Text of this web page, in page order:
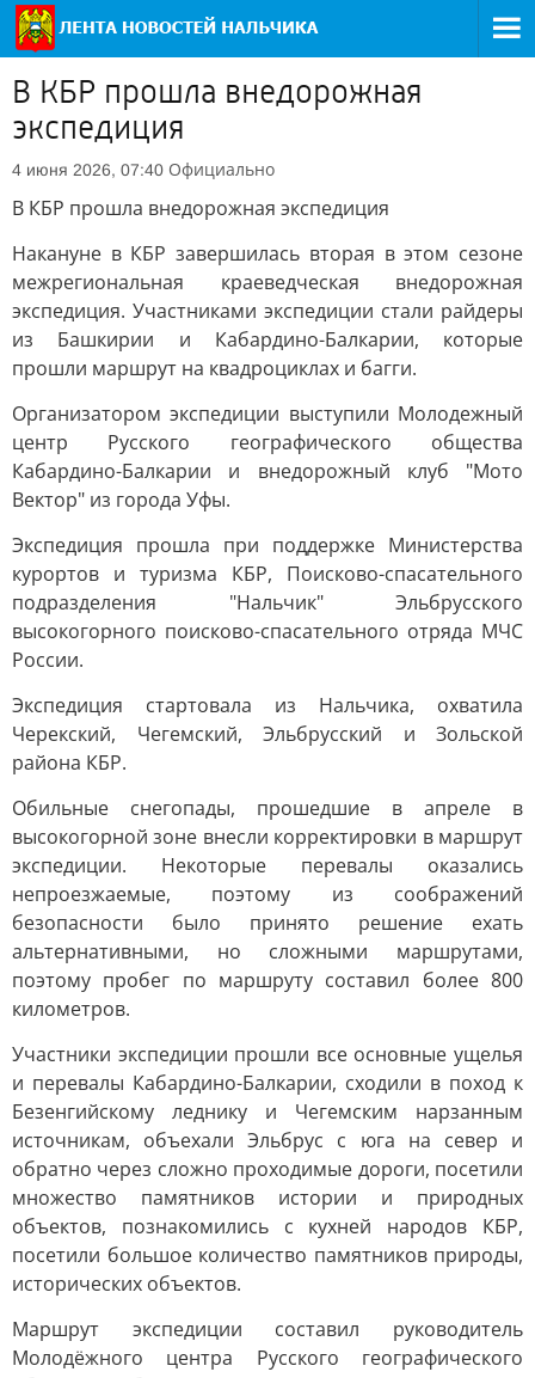
В КБР прошла внедорожная
экспедиция
4 июня 2026, 07:40 Официально
В КБР прошла внедорожная экспедиция
Накануне в КБР завершилась вторая в этом сезоне
межрегиональная краеведческая внедорожная
экспедиция. Участниками экспедиции стали райдеры
из Башкирии и Кабардино-Балкарии, которые
прошли маршрут на квадроциклах и багги.
Организатором экспедиции выступили Молодежный
центр Русского географического общества
Кабардино-Балкарии и внедорожный клуб "Мото
Вектор" из города Уфы.
Экспедиция прошла при поддержке Министерства
курортов и туризма КБР, Поисково-спасательного
подразделения "Нальчик" Эльбрусского
высокогорного поисково-спасательного отряда МЧС
России.
Экспедиция стартовала из Нальчика, охватила
Черекский, Чегемский, Эльбрусский и Зольской
района КБР.
Обильные снегопады, прошедшие в апреле в
высокогорной зоне внесли корректировки в маршрут
экспедиции. Некоторые перевалы оказались
непроезжаемые, поэтому из соображений
безопасности было принято решение ехать
альтернативными, но сложными маршрутами,
поэтому пробег по маршруту составил более 800
километров.
Участники экспедиции прошли все основные ущелья
и перевалы Кабардино-Балкарии, сходили в поход к
Безенгийскому леднику и Чегемским нарзанным
источникам, объехали Эльбрус с юга на север и
обратно через сложно проходимые дороги, посетили
множество памятников истории и природных
объектов, познакомились с кухней народов КБР,
посетили большое количество памятников природы,
исторических объектов.
Маршрут экспедиции составил руководитель
Молодёжного центра Русского географического